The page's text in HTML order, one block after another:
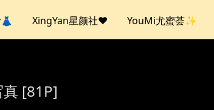
XingYan星颜社❤️ YouMi尤蜜荟✨
[81P]